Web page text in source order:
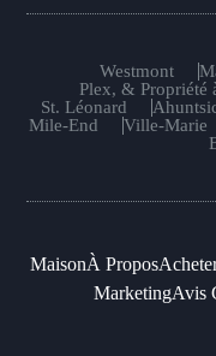
Westmont
Plex, & Propriété
St. Léonard
Mile-End
Ville-Marie
MaisonÀ Propos
MarketingAvis